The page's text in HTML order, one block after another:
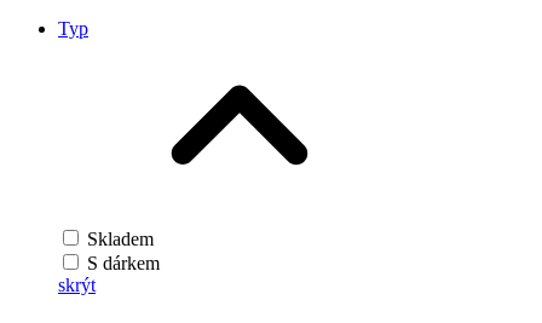
Typ
Skladem
S dárkem
skrýt